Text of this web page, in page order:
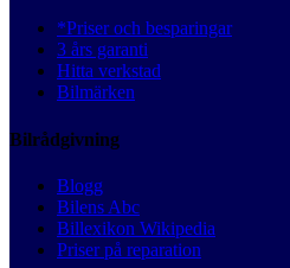
*Priser och besparingar
3 års garanti
Hitta verkstad
Bilmärken
Bilrådgivning
Blogg
Bilens Abc
Billexikon Wikipedia
Priser på reparation